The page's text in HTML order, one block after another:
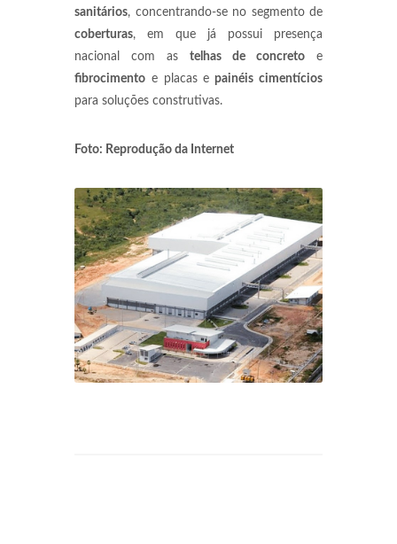
sanitários, concentrando-se no segmento de
coberturas, em que já possui presença
nacional com as telhas de concreto e
fibrocimento e placas e painéis cimentícios
para soluções construtivas.
Foto: Reprodução da Internet